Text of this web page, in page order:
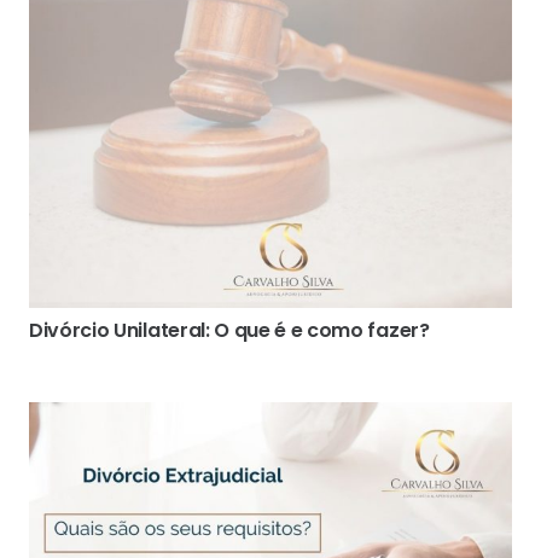
Divórcio Unilateral: O que é e como fazer?